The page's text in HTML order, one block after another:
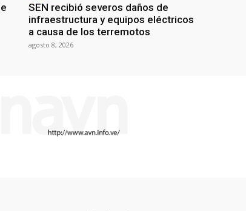
SEN recibió severos daños de
infraestructura y equipos eléctricos
a causa de los terremotos
agosto 8, 2026